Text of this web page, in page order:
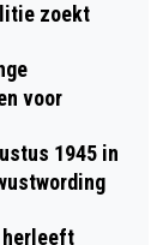
zoekt
voor
1945 in